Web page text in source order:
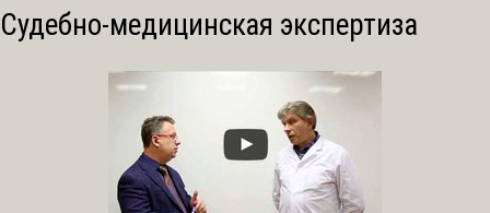
Судебно-медицинская экспертиза